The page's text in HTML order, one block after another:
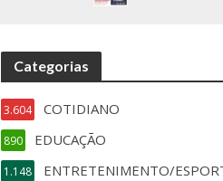
Categorias
COTIDIANO
3.604
EDUCAÇÃO
890
ENTRETENIMENTO/
1.148